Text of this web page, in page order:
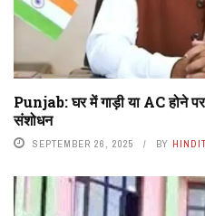
Punjab: घर में गाड़ी या AC होने पर
संशोधन
SEPTEMBER 26, 2025 BY